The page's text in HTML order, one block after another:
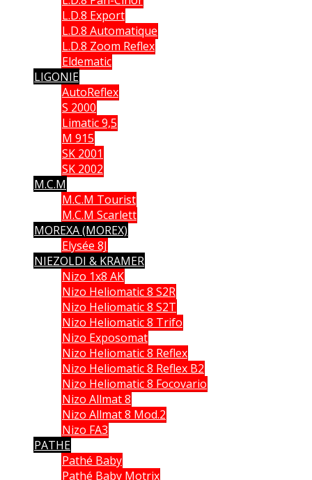
L.D.8 Export
L.D.8 Automatique
L.D.8 Zoom Reflex
Eldematic
LIGONIE
AutoReflex
S 2000
Limatic 9,5
M 915
SK 2001
SK 2002
M.C.M
M.C.M Tourist
M.C.M Scarlett
MOREXA (MOREX)
Elysée 8J
NIEZOLDI & KRAMER
Nizo 1x8 AK
Nizo Heliomatic 8 S2R
Nizo Heliomatic 8 S2T
Nizo Heliomatic 8 Trifo
Nizo Exposomat
Nizo Heliomatic 8 Reflex
Nizo Heliomatic 8 Reflex B2
Nizo Heliomatic 8 Focovario
Nizo Allmat 8
Nizo Allmat 8 Mod.2
Nizo FA3
PATHE
Pathé Baby
Pathé Baby Motrix